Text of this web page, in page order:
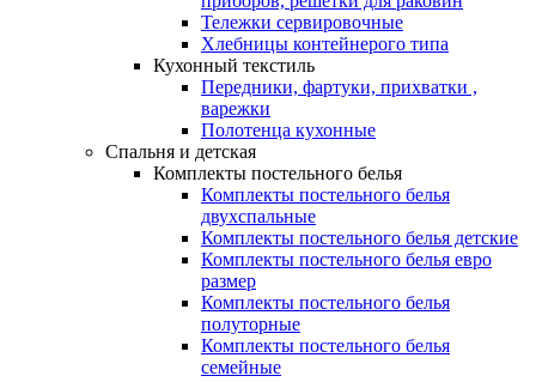
Тележки сервировочные
Хлебницы контейнерого типа
Кухонный текстиль
Передники, фартуки, прихватки ,
варежки
Полотенца кухонные
Спальня и детская
Комплекты постельного белья
Комплекты постельного белья
двухспальные
Комплекты постельного белья детские
Комплекты постельного белья евро
размер
Комплекты постельного белья
полуторные
Комплекты постельного белья
семейные